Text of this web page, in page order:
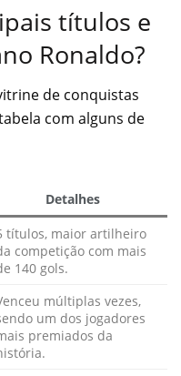
títulos e
Ronaldo?
de conquistas
com alguns de
Detalhes
títulos, maior artilheiro
competição com mais
140 gols.
múltiplas vezes,
um dos jogadores
premiados da